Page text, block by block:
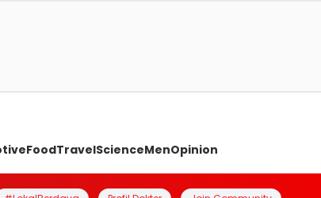
FoodTravelScienceMenOpinion